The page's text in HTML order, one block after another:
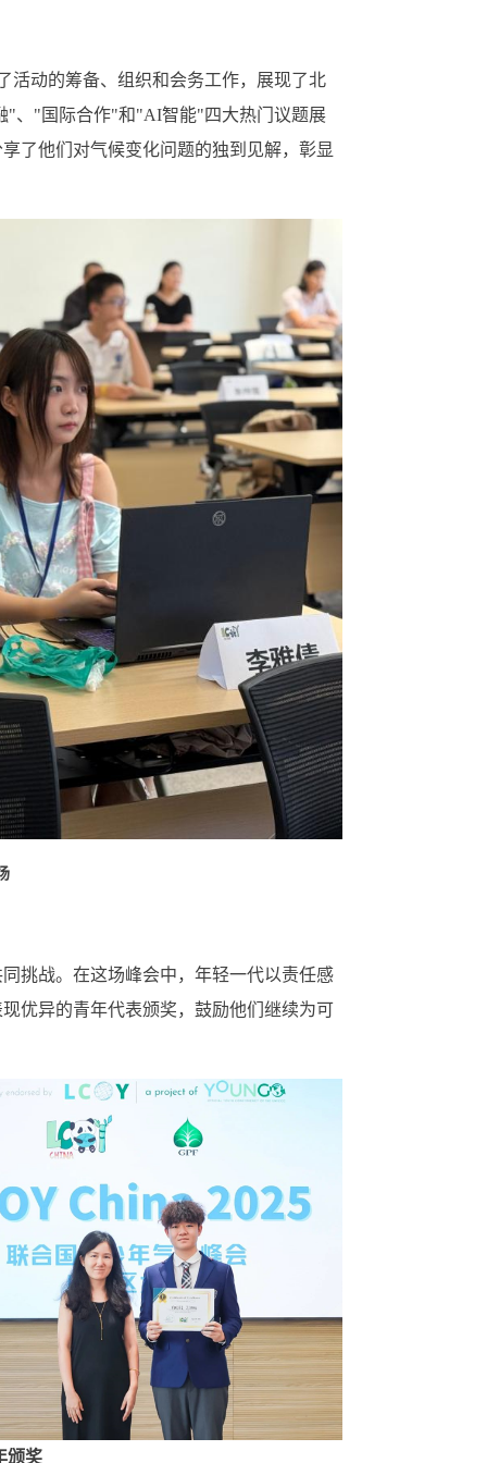
活动的筹备、组织和会务工作，展现了北
"、"国际合作"和"AI智能"四大热门议题展
了他们对气候变化问题的独到见解，彰显
挑战。在这场峰会中，年轻一代以责任感
优异的青年代表颁奖，鼓励他们继续为可
颁奖